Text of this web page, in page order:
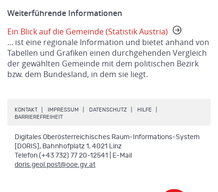
Weiterführende Informationen
Ein Blick auf die Gemeinde (Statistik Austria)
... ist eine regionale Information und bietet anhand von
Tabellen und Grafiken einen durchgehenden Vergleich
der gewählten Gemeinde mit dem politischen Bezirk
bzw. dem Bundesland, in dem sie liegt.
KONTAKT IMPRESSUM DATENSCHUTZ HILFE
BARRIEREFREIHEIT.
Digitales Oberösterreichisches Raum-Informations-System
[DORIS], Bahnhofplatz 1, 4021 Linz
Telefon (+43 732) 77 20-12541 | E-Mail
doris.geol.post@ooe.gv.at